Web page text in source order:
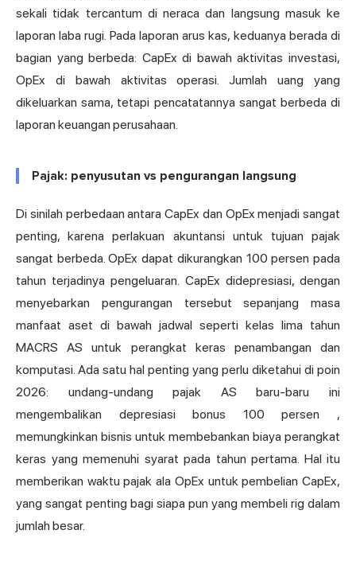
sekali tidak tercantum di neraca dan langsung masuk ke
laporan laba rugi. Pada laporan arus kas, keduanya berada di
bagian yang berbeda: CapEx di bawah aktivitas investasi,
OpEx di bawah aktivitas operasi. Jumlah uang yang
dikeluarkan sama, tetapi pencatatannya sangat berbeda di
laporan keuangan perusahaan.
Pajak: penyusutan vs pengurangan langsung
Di sinilah perbedaan antara CapEx dan OpEx menjadi sangat
penting, karena perlakuan akuntansi untuk tujuan pajak
sangat berbeda. OpEx dapat dikurangkan 100 persen pada
tahun terjadinya pengeluaran. CapEx didepresiasi, dengan
menyebarkan pengurangan tersebut sepanjang masa
manfaat aset di bawah jadwal seperti kelas lima tahun
MACRS AS untuk perangkat keras penambangan dan
komputasi. Ada satu hal penting yang perlu diketahui di poin
2026: undang-undang pajak AS baru-baru ini
mengembalikan depresiasi bonus 100 persen ,
memungkinkan bisnis untuk membebankan biaya perangkat
keras yang memenuhi syarat pada tahun pertama. Hal itu
memberikan waktu pajak ala OpEx untuk pembelian CapEx,
yang sangat penting bagi siapa pun yang membeli rig dalam
jumlah besar.